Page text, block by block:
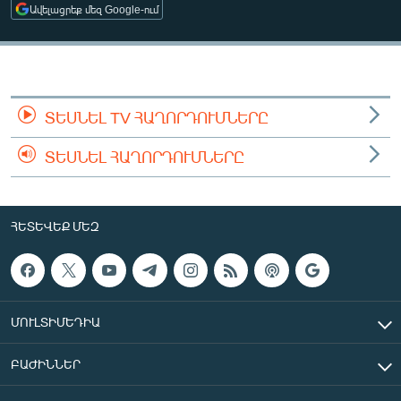
ՄԻՋԱԶԳԱՅԻՆ
ՄՇԱԿՈՒՅԹ
ՄԵԿՆԱԲԱՆՈՒԹՅՈՒՆ
ՏՏ ԵՒ ԻՆՏԵՐՆԵՏ
ԿՈՐՈՆԱՎԻՐՈՒՍ
ԱՐԽԻՎ
ԲԱՆԱՎԵՃ
ՁԳՏԵԼՈՎ ԼԱՎԱԳՈՒՅՆԻՆ
Հայերեն
Ավելացրեք մեզ Google-ում
ՏԵՍՆԵԼ TV ՀԱՂՈՐԴՈՒՄՆԵՐԸ
ՏԵՍՆԵԼ ՀԱՂՈՐԴՈՒՄՆԵՐԸ
ՀԵՏԵՎԵՔ ՄԵԶ
ՄՈՒԼՏԻՄԵԴԻԱ
ԲԱԺԻՆՆԵՐ